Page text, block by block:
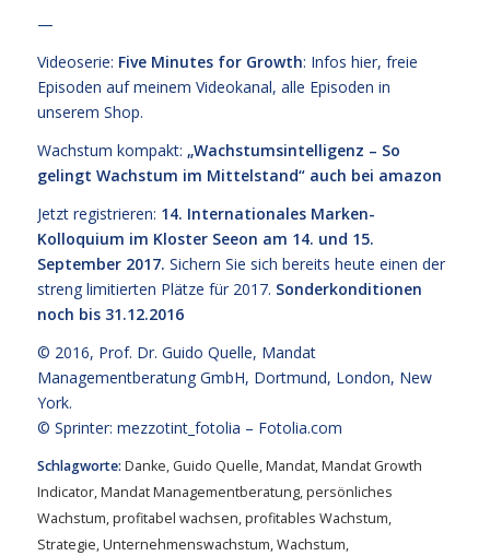
—
Videoserie: Five Minutes for Growth: Infos hier, freie
Episoden auf meinem Videokanal, alle Episoden in
unserem Shop.
Wachstum kompakt: „Wachstumsintelligenz – So
gelingt Wachstum im Mittelstand“ auch bei amazon
Jetzt registrieren: 14. Internationales Marken-
Kolloquium im Kloster Seeon am 14. und 15.
September 2017. Sichern Sie sich bereits heute einen der
streng limitierten Plätze für 2017. Sonderkonditionen
noch bis 31.12.2016
© 2016, Prof. Dr. Guido Quelle, Mandat
Managementberatung GmbH, Dortmund, London, New
York.
© Sprinter: mezzotint_fotolia – Fotolia.com
Schlagworte: Danke, Guido Quelle,Mandat,Mandat Growth
Indicator,Mandat Managementberatung,persönliches
Wachstum,profitabel wachsen,profitables Wachstum,
Strategie,Unternehmenswachstum,Wachstum,